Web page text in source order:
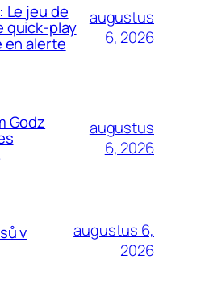
Le jeu de
quick‑play
en alerte
augustus
6, 2026
Godz
augustus
6, 2026
v
augustus 6,
2026